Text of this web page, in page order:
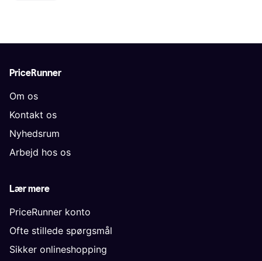
PriceRunner
Om os
Kontakt os
Nyhedsrum
Arbejd hos os
Lær mere
PriceRunner konto
Ofte stillede spørgsmål
Sikker onlineshopping